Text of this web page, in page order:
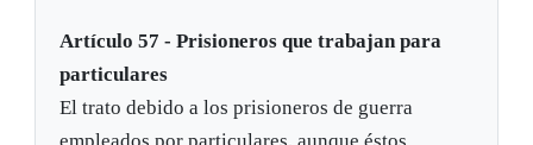
Artículo 57 - Prisioneros que trabajan para
particulares
El trato debido a los prisioneros de guerra